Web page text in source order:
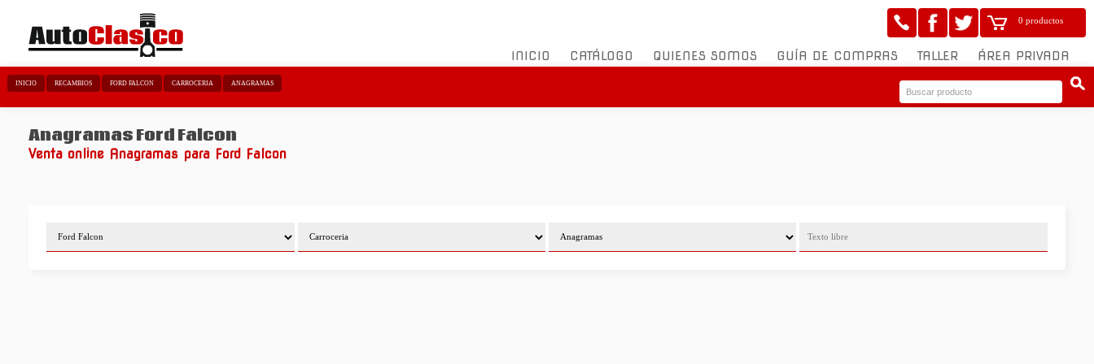
0 productos
INICIO CATÁLOGO QUIENES SOMOS GUÍA DE COMPRAS TALLER ÁREA PRIVADA
INICIO RECAMBIOS FORD FALCON CARROCERIA ANAGRAMAS
Anagramas Ford Falcon
Venta online Anagramas para Ford Falcon